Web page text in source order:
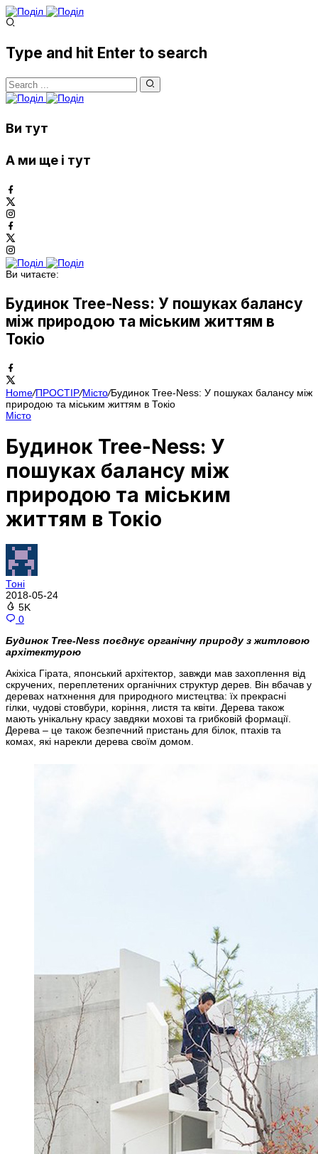
Type and hit Enter to search
Ви тут
А ми ще і тут
Ви читаєте:
Будинок Tree-Ness: У пошуках балансу
між природою та міським життям в
Токіо
Home/ПРОСТІР/Місто/Будинок Tree-Ness: У пошуках балансу між
природою та міським життям в Токіо
Місто
Будинок Tree-Ness: У
пошуках балансу між
природою та міським
життям в Токіо
Тоні
2018-05-24
5K
0
Будинок Tree-Ness поєднує органічну природу з житловою
архітектурою
Акіхіса Гірата, японський архітектор, завжди мав захоплення від
скручених, переплетених органічних структур дерев. Він вбачав у
деревах натхнення для природного мистецтва: їх прекрасні
гілки, чудові стовбури, коріння, листя та квіти. Дерева також
мають унікальну красу завдяки мохові та грибковій формації.
Дерева – це також безпечний пристань для білок, птахів та
комах, які нарекли дерева своїм домом.